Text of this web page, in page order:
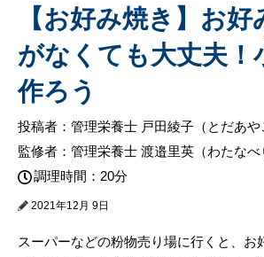
【お好み焼き】お
がなくても大丈夫！
作ろう
投稿者：管理栄養士 戸田綾子（とだあや
監修者：管理栄養士 渡邉里英（わたなべ
調理時間：20分
2021年12月 9日
スーパーなどの粉物売り場に行くと、お